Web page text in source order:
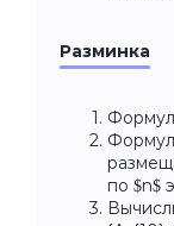
Разминка
по $n$